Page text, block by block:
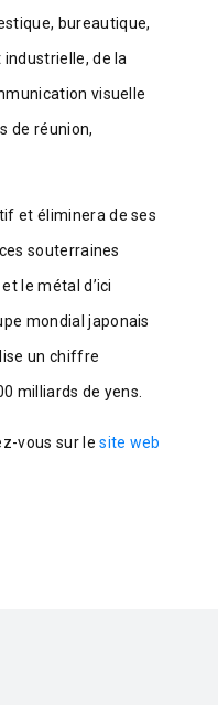
bureautique,
de la
visuelle
de réunion,
et éliminera de ses
souterraines
le métal d’ici
mondial japonais
un chiffre
milliards de yens.
vous sur lesite web